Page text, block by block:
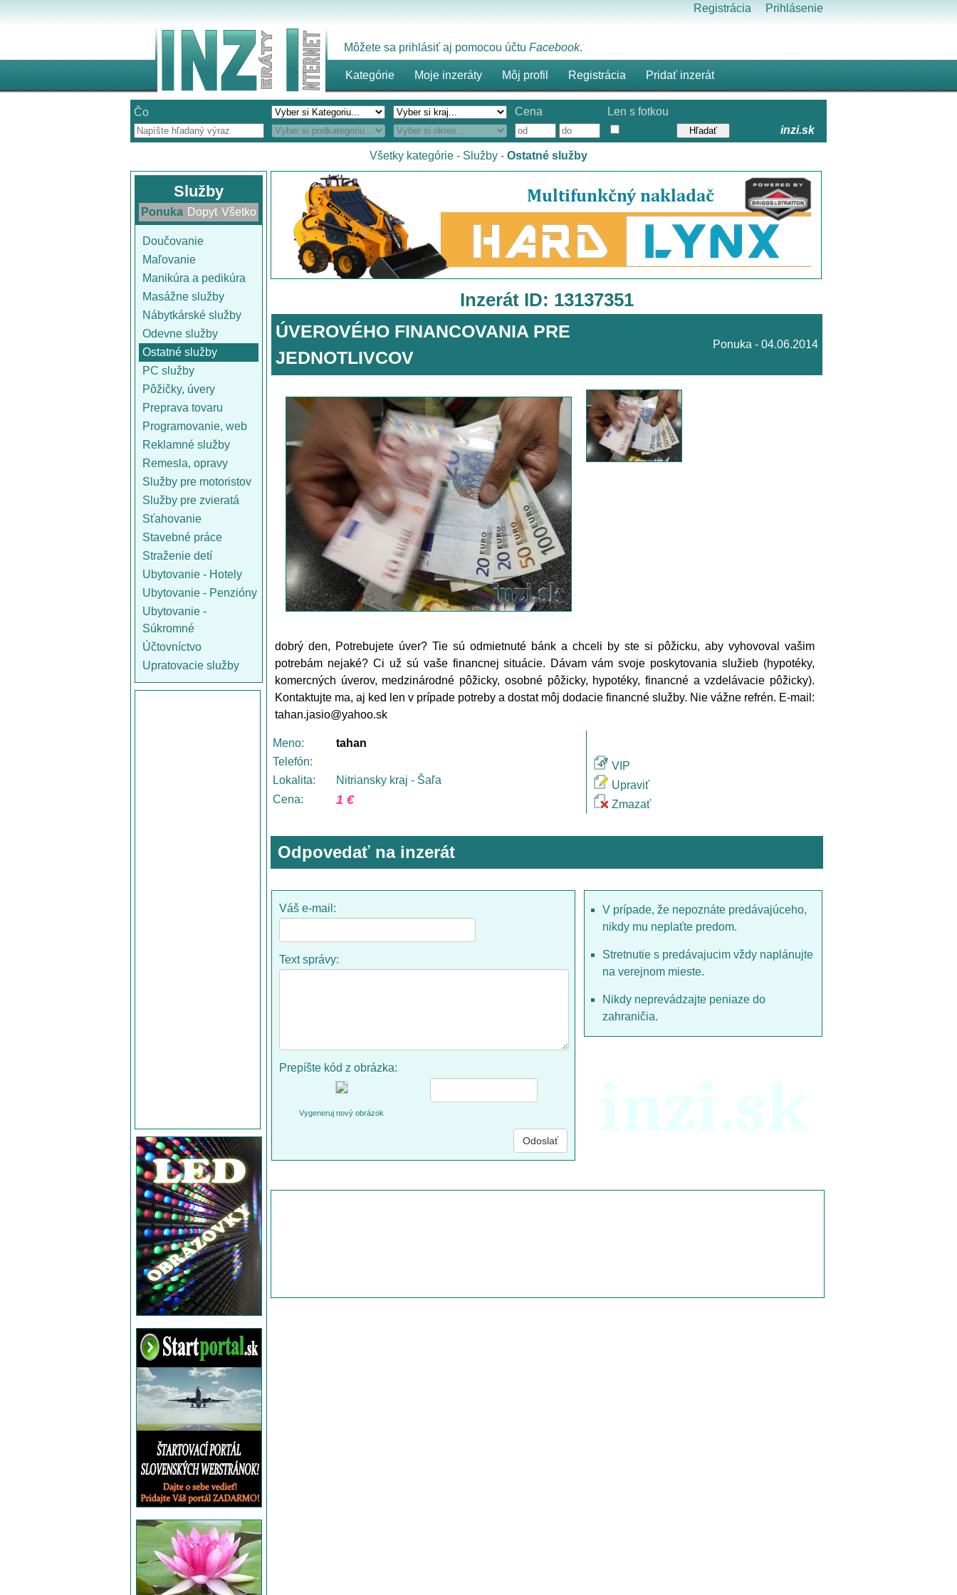
Registrácia Prihlásenie
Môžete sa prihlásiť aj pomocou účtu Facebook.
Kategórie Moje inzeráty Môj profil Registrácia Pridať inzerát
Čo Cena
Len s fotkou
inzi.sk
Všetky kategórie - Služby - Ostatné služby
Služby
Ponuka Dopyt Všetko
Doučovanie
Maľovanie
Manikúra a pedikúra
Masážne služby
Nábytkárské služby
Odevne služby
Ostatné služby
PC služby
Pôžičky, úvery
Preprava tovaru
Programovanie, web
Reklamné služby
Remesla, opravy
Služby pre motoristov
Služby pre zvieratá
Sťahovanie
Stavebné práce
Straženie detí
Ubytovanie - Hotely
Ubytovanie - Penzióny
Ubytovanie -
Súkromné
Účtovníctvo
Upratovacie služby
Inzerát ID: 13137351
ÚVEROVÉHO FINANCOVANIA PRE
JEDNOTLIVCOV
Ponuka - 04.06.2014
dobrý den, Potrebujete úver? Tie sú odmietnuté bánk a chceli by ste si pôžicku, aby vyhovoval vašim
potrebám nejaké? Ci už sú vaše financnej situácie. Dávam vám svoje poskytovania služieb (hypotéky,
komercných úverov, medzinárodné pôžicky, osobné pôžicky, hypotéky, financné a vzdelávacie pôžicky).
Kontaktujte ma, aj ked len v prípade potreby a dostat môj dodacie financné služby. Nie vážne refrén. E-mail:
tahan.jasio@yahoo.sk
Meno:
tahan
Telefón:
Lokalita:
Nitriansky kraj - Šaľa
Cena:
1 €
VIP
Upraviť
Zmazať
Odpovedať na inzerát
Váš e-mail:
Text správy:
Prepíšte kód z obrázka:
Vygeneruj nový obrázok
V prípade, že nepoznáte predávajúceho,
nikdy mu neplaťte predom.
Stretnutie s predávajucim vždy naplánujte
na verejnom mieste.
Nikdy neprevádzajte peniaze do
zahraničia.